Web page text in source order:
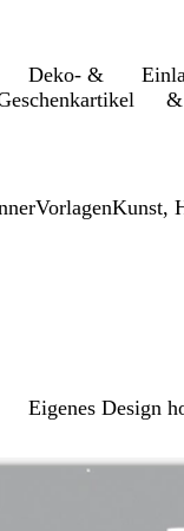
Deko- &
&
VorlagenKunst,
Eigenes Design